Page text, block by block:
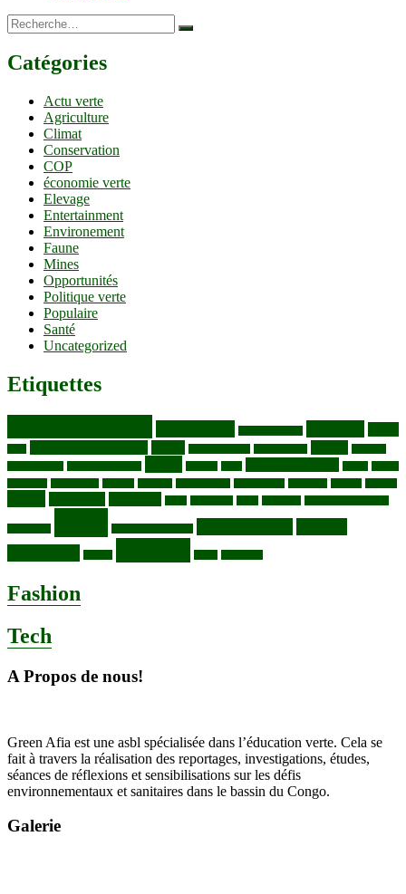
Recherche…
Catégories
Actu verte
Agriculture
Climat
Conservation
COP
économie verte
Elevage
Entertainment
Environement
Faune
Mines
Opportunités
Politique verte
Populaire
Santé
Uncategorized
Etiquettes
Fashion
Tech
A Propos de nous!
Green Afia est une asbl spécialisée dans l’éducation verte. Cela se
fait à travers la réalisation des reportages, investigations, études,
séances de réflexions et sensibilisations sur les défis
environnementaux et sanitaires dans le bassin du Congo.
Galerie